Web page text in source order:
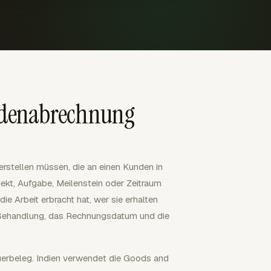
müssen, die an einen Kunden in
Aufgabe, Meilenstein oder Zeitraum
Arbeit erbracht hat, wer sie erhalten
das Rechnungsdatum und die
Indien verwendet die Goods and